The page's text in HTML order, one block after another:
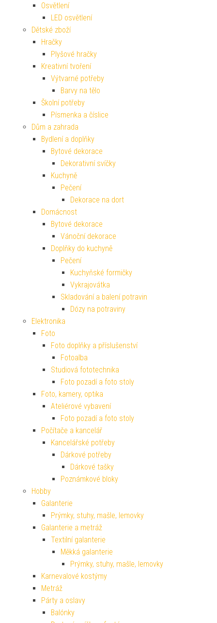
Osvětlení
LED osvětlení
Dětské zboží
Hračky
Plyšové hračky
Kreativní tvoření
Výtvarné potřeby
Barvy na tělo
Školní potřeby
Písmenka a číslice
Dům a zahrada
Bydlení a doplňky
Bytové dekorace
Dekorativní svíčky
Kuchyně
Pečení
Dekorace na dort
Domácnost
Bytové dekorace
Vánoční dekorace
Doplňky do kuchyně
Pečení
Kuchyňské formičky
Vykrajovátka
Skladování a balení potravin
Dózy na potraviny
Elektronika
Foto
Foto doplňky a příslušenství
Fotoalba
Studiová fototechnika
Foto pozadí a foto stoly
Foto, kamery, optika
Ateliérové vybavení
Foto pozadí a foto stoly
Počítače a kancelář
Kancelářské potřeby
Dárkové potřeby
Dárkové tašky
Poznámkové bloky
Hobby
Galanterie
Prýmky, stuhy, mašle, lemovky
Galanterie a metráž
Textilní galanterie
Měkká galanterie
Prýmky, stuhy, mašle, lemovky
Karnevalové kostýmy
Metráž
Párty a oslavy
Balónky